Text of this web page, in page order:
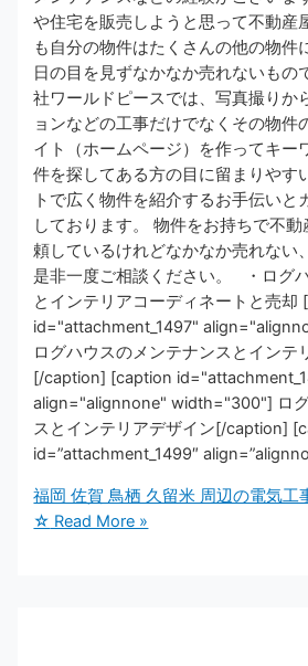
や住宅を販売しようと思って不動産
も自分の物件はたくさんの他の物件
日の目を見ずなかなか売れないもの
社ワールドピースでは、写真撮りか
ョンなどの工事だけでなくその物件
イト（ホームページ）を作ってキー
件を探してある方の目に留まりやす
トで広く物件を紹介するお手伝いと
しております。 物件をお持ちで不
頼しているけれどなかなか売れない
是非一度ご相談ください。 ・ログ
とインテリアコーディネートと売却
id="attachment_1497"
ログハウスのメンテナンスとインテ
[/caption] [caption
align="alignnone" width="300"] ロ
スとインテリアデザイン[/caption]
id=”attachment_1499″
福岡 佐賀 鳥栖 久留米 周辺の電気工
☆ Read More »